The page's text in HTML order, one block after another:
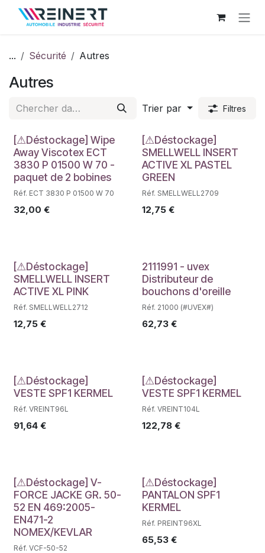
Se rendre au contenu
... Sécurité Autres
Autres
Trier par Filtres
Déstockage
[⚠Déstockage] Wipe
Away Viscotex ECT
3830 P 01500 W 70 -
paquet de 2 bobines
Réf. ECT 3830 P 01500 W 70
32,00 €
Déstockage
[⚠Déstockage]
SMELLWELL INSERT
ACTIVE XL PASTEL
GREEN
Réf. SMELLWELL2709
12,75€
Déstockage
[⚠Déstockage]
SMELLWELL INSERT
ACTIVE XL PINK
Réf. SMELLWELL2712
12,75 €
Déstockage
2111991 - uvex
Distributeur de
bouchons d'oreille
Réf. 21000 (#UVEX#)
62,73€
Déstockage
[⚠Déstockage]
VESTE SPF1 KERMEL
Réf. VREINT96L
91,64 €
Déstockage
[⚠Déstockage]
VESTE SPF1 KERMEL
Réf. VREINT104L
122,78€
Déstockage
[⚠Déstockage] V-
FORCE JACKE GR. 50-
52 EN 469:2005-
EN471-2
NOMEX/KEVLAR
Réf. VCF-50-52
Déstockage
[⚠Déstockage]
PANTALON SPF1
KERMEL
Réf. PREINT96XL
65,53€